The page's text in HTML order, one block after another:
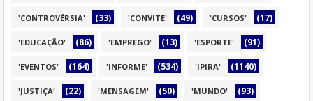
'CONTROVÉRSIA' (33) 'CONVITE' (49) 'CURSOS' (17)
'EDUCAÇÃO' (86) 'EMPREGO' (13) 'ESPORTE' (91)
'EVENTOS' (164) 'INFORME' (534) 'IPIRA' (1140)
'JUSTIÇA' (22) 'MENSAGEM' (50) 'MUNDO' (93)